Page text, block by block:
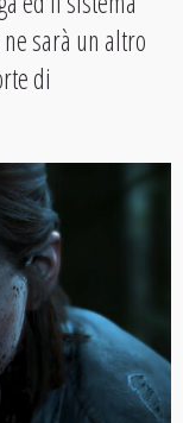
sarà un altro
di